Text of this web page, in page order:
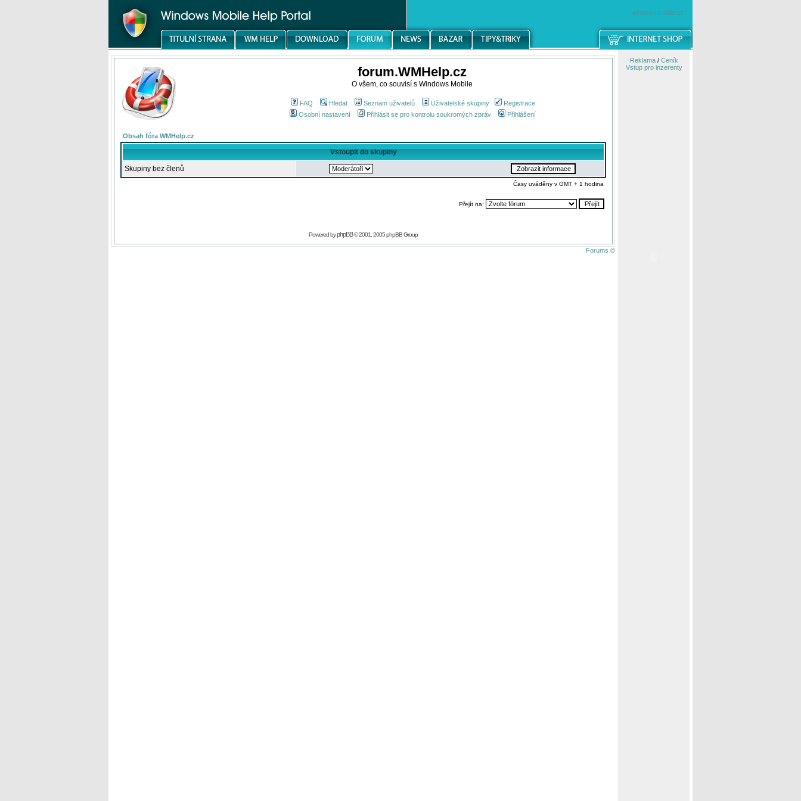
windowsmobile.cz
forum.WMHelp.cz
O všem, co souvisí s Windows Mobile
FAQ Hledat Seznam uživatelů Uživatelské skupiny
Registrace
Osobní nastavení
Přihlásit se pro kontrolu soukromých zpráv Přihlášení
Obsah fóra WMHelp.cz
Vstoupit do skupiny
Skupiny bez členů
Časy uváděny v GMT + 1 hodina
Přejít na:
Powered byphpBB© 2001, 2005 phpBB Group
Forums ©
Reklama/ Ceník
Vstup pro inzerenty